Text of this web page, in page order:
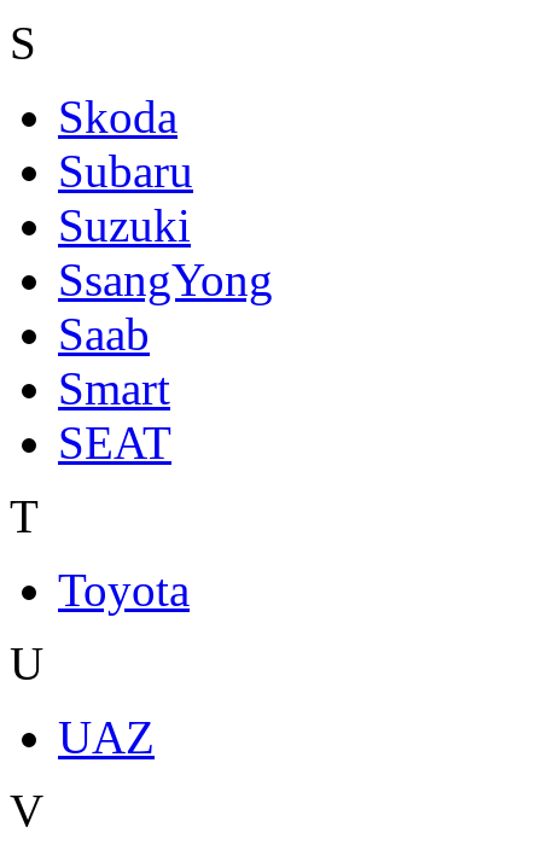
S
Skoda
Subaru
Suzuki
SsangYong
Saab
Smart
SEAT
T
Toyota
U
UAZ
V